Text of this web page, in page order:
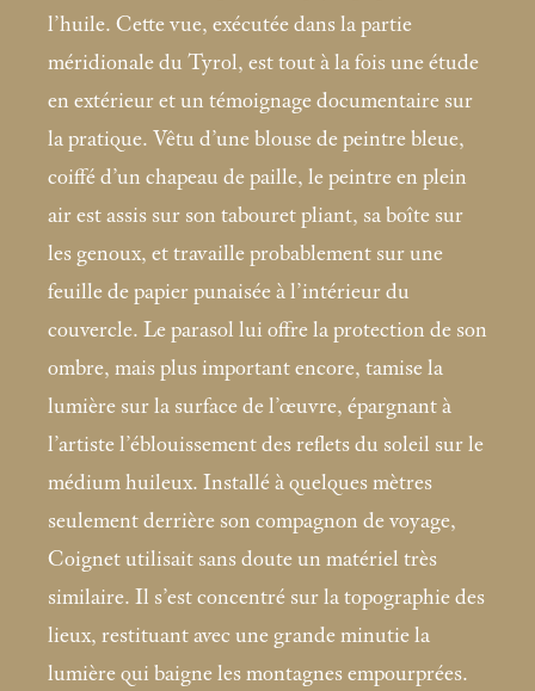
l’huile. Cette vue, exécutée dans la partie
méridionale du Tyrol, est tout à la fois une étude
en extérieur et un témoignage documentaire sur
la pratique. Vêtu d’une blouse de peintre bleue,
coiffé d’un chapeau de paille, le peintre en plein
air est assis sur son tabouret pliant, sa boîte sur
les genoux, et travaille probablement sur une
feuille de papier punaisée à l’intérieur du
couvercle. Le parasol lui offre la protection de son
ombre, mais plus important encore, tamise la
lumière sur la surface de l’œuvre, épargnant à
l’artiste l’éblouissement des reflets du soleil sur le
médium huileux. Installé à quelques mètres
seulement derrière son compagnon de voyage,
Coignet utilisait sans doute un matériel très
similaire. Il s’est concentré sur la topographie des
lieux, restituant avec une grande minutie la
lumière qui baigne les montagnes empourprées.